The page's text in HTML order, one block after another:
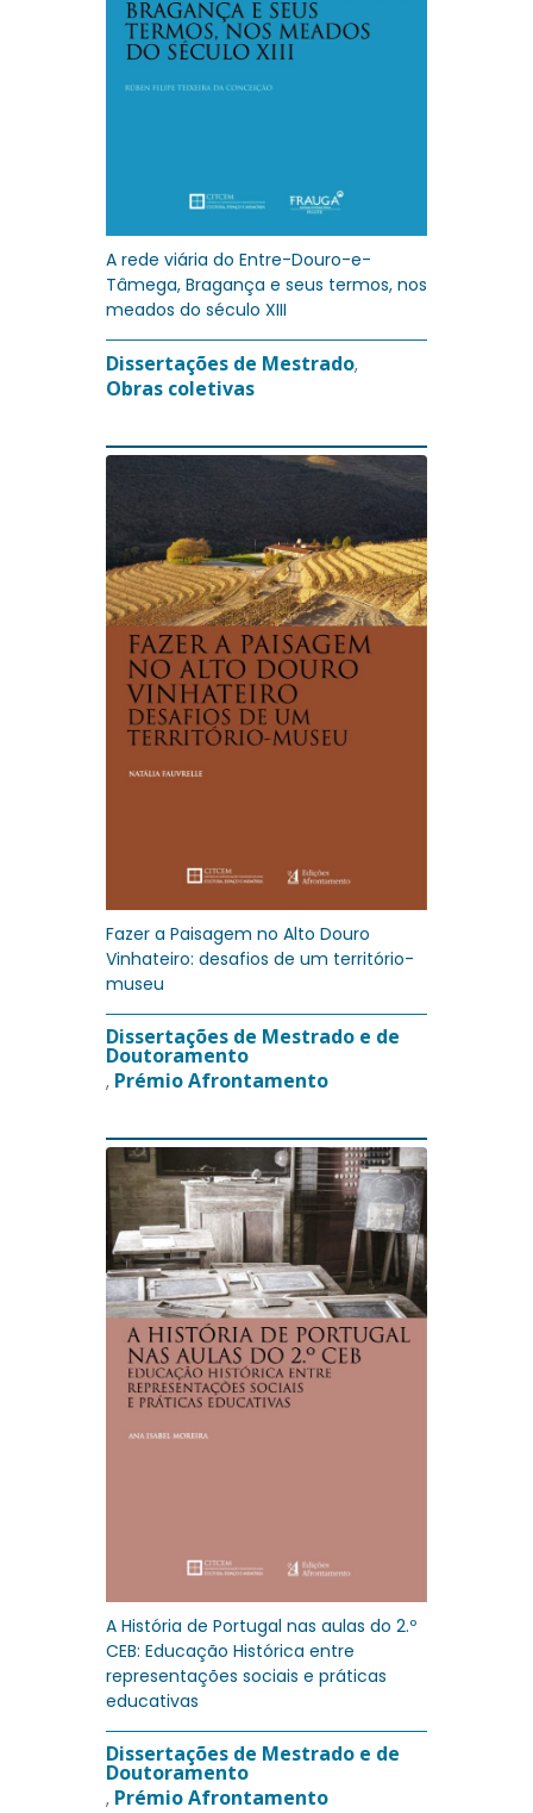
A rede viária do Entre-Douro-e-
Tâmega, Bragança e seus termos, nos
meados do século XIII
Dissertações de Mestrado,
Obras coletivas
Fazer a Paisagem no Alto Douro
Vinhateiro: desafios de um território-
museu
Dissertações de Mestrado e de
Doutoramento
, Prémio Afrontamento
A História de Portugal nas aulas do 2.º
CEB: Educação Histórica entre
representações sociais e práticas
educativas
Dissertações de Mestrado e de
Doutoramento
, Prémio Afrontamento